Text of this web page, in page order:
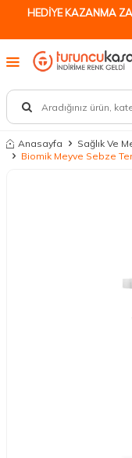
HEDİYE KAZANMA
Anasayfa Sağlık Ve
Biomik Meyve Sebze